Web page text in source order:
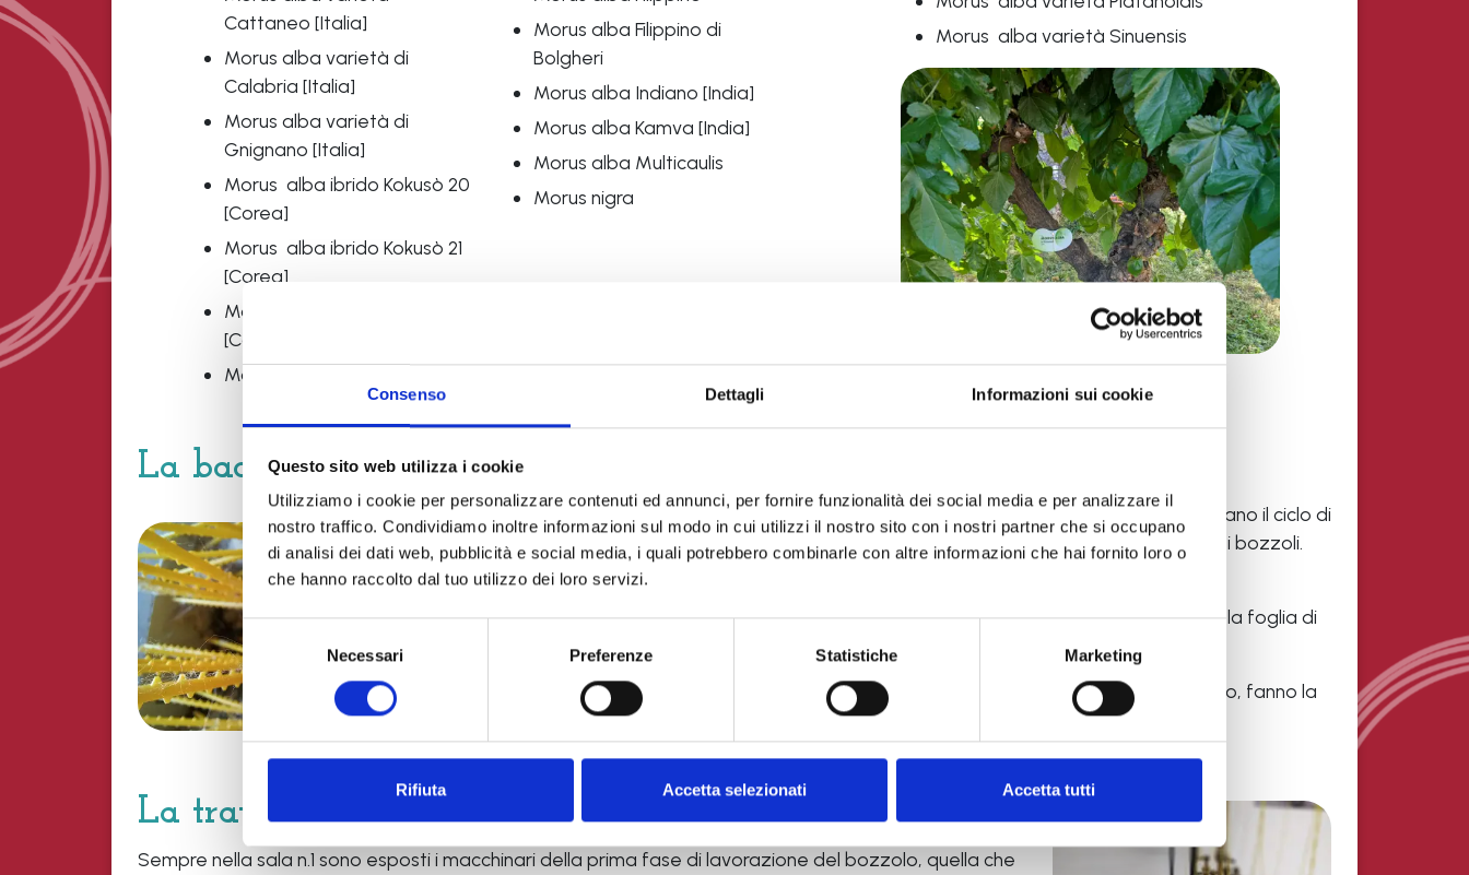
Consenso Dettagli Informazioni sui cookie
Questo sito web utilizza i cookie
Utilizziamo i cookie per personalizzare contenuti ed annunci, per fornire funzionalità dei social media e per analizzare il
nostro traffico. Condividiamo inoltre informazioni sul modo in cui utilizzi il nostro sito con i nostri partner che si occupano
di analisi dei dati web, pubblicità e social media, i quali potrebbero combinarle con altre informazioni che hai fornito loro o
che hanno raccolto dal tuo utilizzo dei loro servizi.
Selezione
del
consenso
Necessari Preferenze Statistiche Marketing
Rifiuta Accetta selezionati Accetta tutti
Cattaneo [Italia]
Morus alba varietà di
Calabria [Italia]
Morus alba varietà di
Gnignano [Italia]
Morus alba ibrido Kokusò 20
[Corea]
Morus alba ibrido Kokusò 21
[Corea]
Morus alba ibrido Kokusò 27
[Corea]
Morus alba ibrido Kairiò
Morus alba Filippino di
Bolgheri
Morus alba Indiano [India]
Morus alba Kamva [India]
Morus alba Multicaulis
Morus nigra
Morus alba varietà Sinuensis
La bachicoltura
All’inizio del percorso espositivo, nella sala n. 1 sono esposti oggetti e immagini che raccontano il ciclo di
vita del baco da seta e il suo allevamento, dall’incubazione delle uova fino alla raccolta dei bozzoli.
È inoltre allestito un piccolo
permetterne la visione in continuità: nei mesi da maggio a ottobre i bachi sono nutriti con la foglia di
gelso e nei mesi invernali con liofilizzato di gelso.
Questo offre ai visitatori la possibilità di osservare i piccoli bruchi mentre nascono, si nutrono, fanno la
muta e si arrampicano sui rametti per racchiudersi nel bozzolo.
La trattura
Sempre nella sala n.1 sono esposti i macchinari della prima fase di lavorazione del bozzolo, quella che